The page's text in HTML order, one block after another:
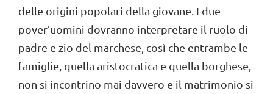
delle origini popolari della giovane. I due
pover’uomini dovranno interpretare il ruolo di
padre e zio del marchese, così che entrambe le
famiglie, quella aristocratica e quella borghese,
non si incontrino mai davvero e il matrimonio si